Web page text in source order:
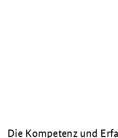
Die Kompetenz und